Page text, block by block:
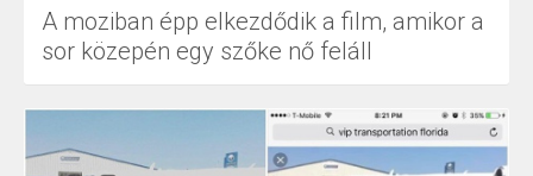
A moziban épp elkezdődik a film, amikor a
sor közepén egy szőke nő feláll